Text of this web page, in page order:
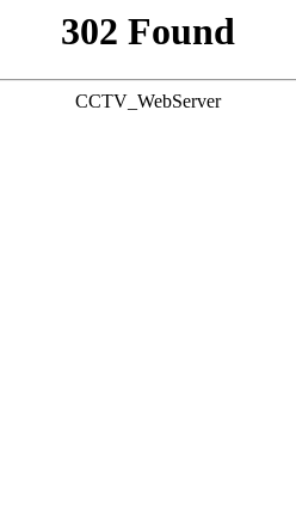
302 Found
CCTV_WebServer